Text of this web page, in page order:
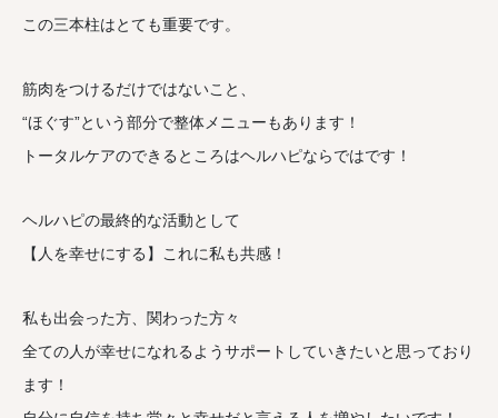
この三本柱はとても重要です。
筋肉をつけるだけではないこと、
“ほぐす”という部分で整体メニューもあります！
トータルケアのできるところはヘルハピならではです！
ヘルハピの最終的な活動として
【人を幸せにする】これに私も共感！
私も出会った方、関わった方々
全ての人が幸せになれるようサポートしていきたいと思っており
ます！